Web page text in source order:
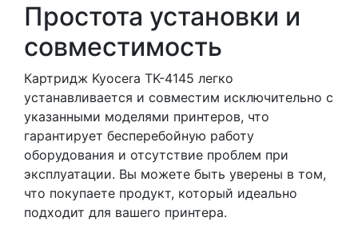
Простота установки и
совместимость
Картридж Kyocera TK-4145 легко
устанавливается и совместим исключительно с
указанными моделями принтеров, что
гарантирует бесперебойную работу
оборудования и отсутствие проблем при
эксплуатации. Вы можете быть уверены в том,
что покупаете продукт, который идеально
подходит для вашего принтера.